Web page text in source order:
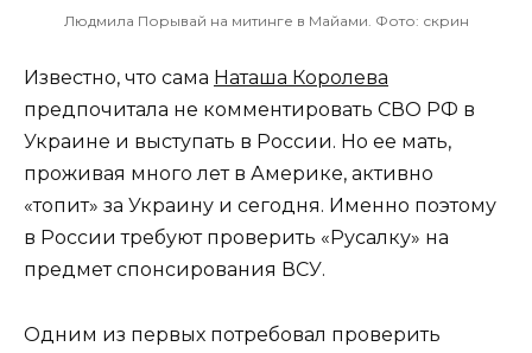
Людмила Порывай на митинге в Майами. Фото: скрин
Известно, что сама Наташа Королева
предпочитала не комментировать СВО РФ в
Украине и выступать в России. Но ее мать,
проживая много лет в Америке, активно
«топит» за Украину и сегодня. Именно поэтому
в России требуют проверить «Русалку» на
предмет спонсирования ВСУ.
Одним из первых потребовал проверить